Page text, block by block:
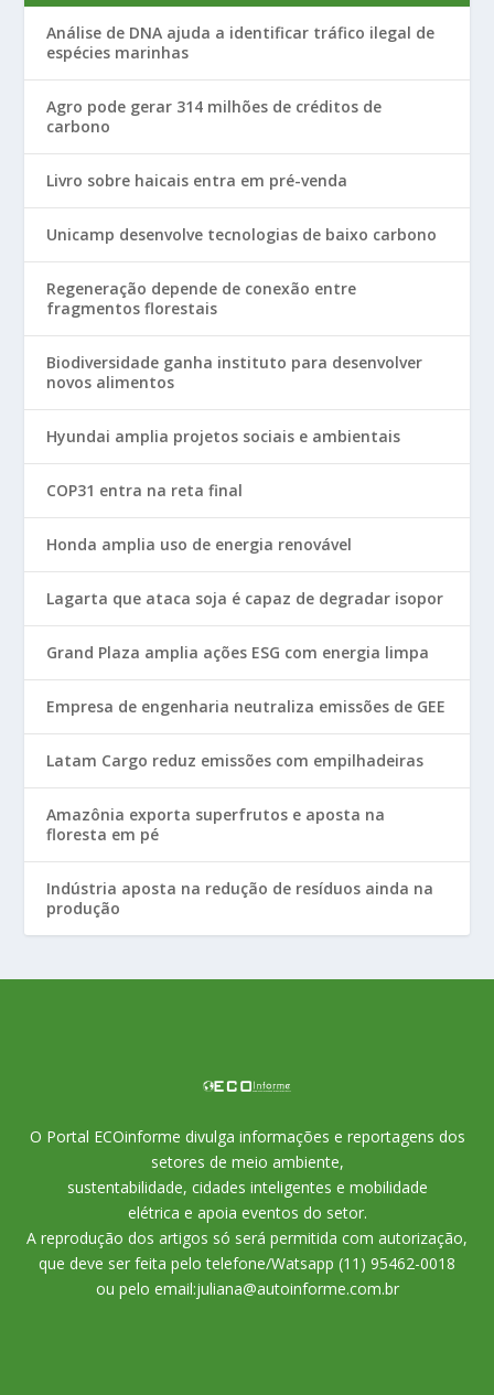
Análise de DNA ajuda a identificar tráfico ilegal de
espécies marinhas
Agro pode gerar 314 milhões de créditos de
carbono
Livro sobre haicais entra em pré-venda
Unicamp desenvolve tecnologias de baixo carbono
Regeneração depende de conexão entre
fragmentos florestais
Biodiversidade ganha instituto para desenvolver
novos alimentos
Hyundai amplia projetos sociais e ambientais
COP31 entra na reta final
Honda amplia uso de energia renovável
Lagarta que ataca soja é capaz de degradar isopor
Grand Plaza amplia ações ESG com energia limpa
Empresa de engenharia neutraliza emissões de GEE
Latam Cargo reduz emissões com empilhadeiras
Amazônia exporta superfrutos e aposta na
floresta em pé
Indústria aposta na redução de resíduos ainda na
produção
O Portal ECOinforme divulga informações e reportagens dos
setores de meio ambiente,
sustentabilidade, cidades inteligentes e mobilidade
elétrica e apoia eventos do setor.
A reprodução dos artigos só será permitida com autorização,
que deve ser feita pelo telefone/Watsapp (11) 95462-0018
ou pelo email:juliana@autoinforme.com.br